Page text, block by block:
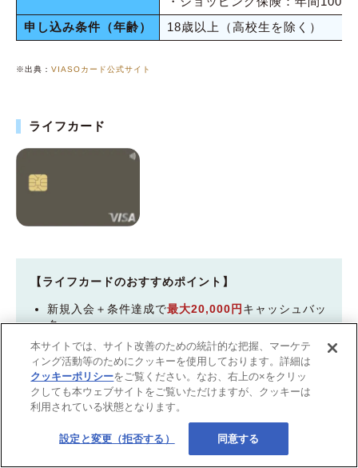
申し込み条件（年齢）
18歳以上（高校生を除く）
※出典： VIASOカード公式サイト
ライフカード
【ライフカードのおすすめポイント】
新規入会＋条件達成で最大20,000円 キャッシュバッ
ク
有効期限が最大5年の「LIFEサンクスポイント」が
貯まる
入会後1年間は1.5倍！誕生日月は3倍にポイントア
ップ
年間の利用額に応じて翌年のポイント還元率が上が
る
本サイトでは、サイト改善のための統計的な把握、マーケテ
ィング活動等のためにクッキーを使用しております。詳細は
クッキーポリシーをご覧ください。なお、右上の×をクリッ
クしても本ウェブサイトをご覧いただけますが、クッキーは
利用されている状態となります。
設定と変更（拒否する） 同意する